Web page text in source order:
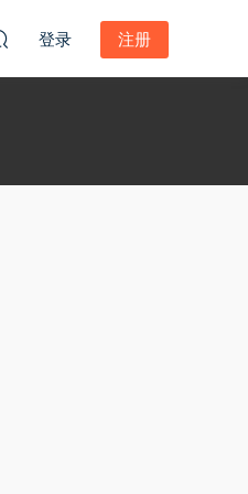
登录 注册